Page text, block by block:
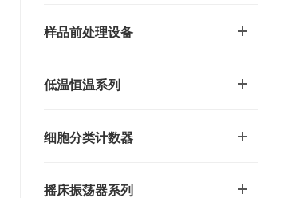
样品前处理设备
低温恒温系列
细胞分类计数器
摇床振荡器系列